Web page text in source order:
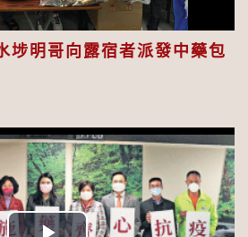
埗明哥向露宿者派發中藥包